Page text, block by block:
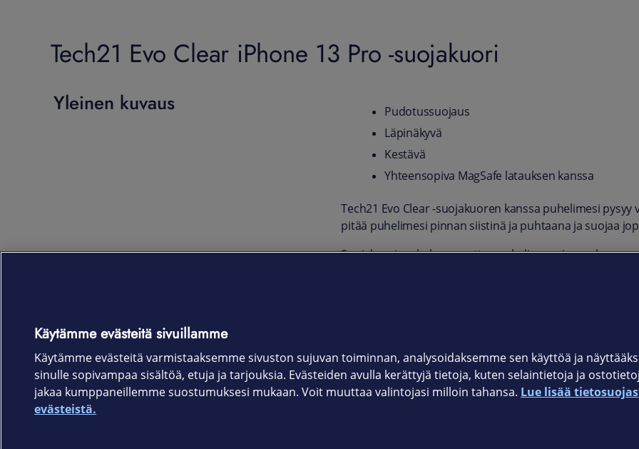
Tech21 Evo Clear iPhone 13 Pro -suojakuori
Yleinen kuvaus
Pudotussuojaus
Läpinäkyvä
Kestävä
Yhteensopiva MagSafe latauksen kanssa
Tech21 Evo Clear -suojakuoren kanssa puhelimesi
pitää puhelimesi pinnan siistinä ja puhtaana ja suojaa
Suojakuori on helppo asettaa puhelimeen ja sen kanssa
Käytämme evästeitä sivuillamme
Käytämme evästeitä varmistaaksemme sivuston sujuvan toiminnan, analysoidaksemme sen käyttöä ja
sinulle sopivampaa sisältöä, etuja ja tarjouksia. Evästeiden avulla kerättyjä tietoja, kuten selaintietoja ja
jakaa kumppaneillemme suostumuksesi mukaan. Voit muuttaa valintojasi milloin tahansa. Lue lisää
evästeistä.